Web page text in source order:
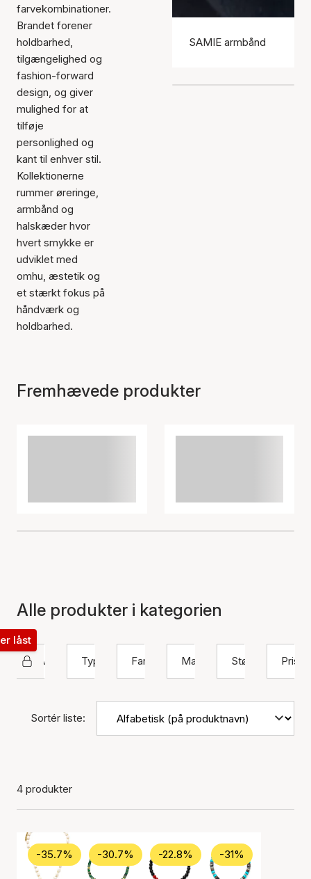
farvekombinationer.
Brandet forener
holdbarhed,
tilgængelighed og
fashion-forward
design, og giver
mulighed for at
tilføje
personlighed og
kant til enhver stil.
Kollektionerne
rummer øreringe,
armbånd og
halskæder hvor
hvert smykke er
udviklet med
omhu, æstetik og
et stærkt fokus på
håndværk og
holdbarhed.
SAMIE armbånd
Fremhævede produkter
Alle produkter i kategorien
SAMIE
låst
Type
Farve Materiale Størrelse Pris
Sortér liste:
4 produkter
-35.7% -30.7% -22.8% -31%